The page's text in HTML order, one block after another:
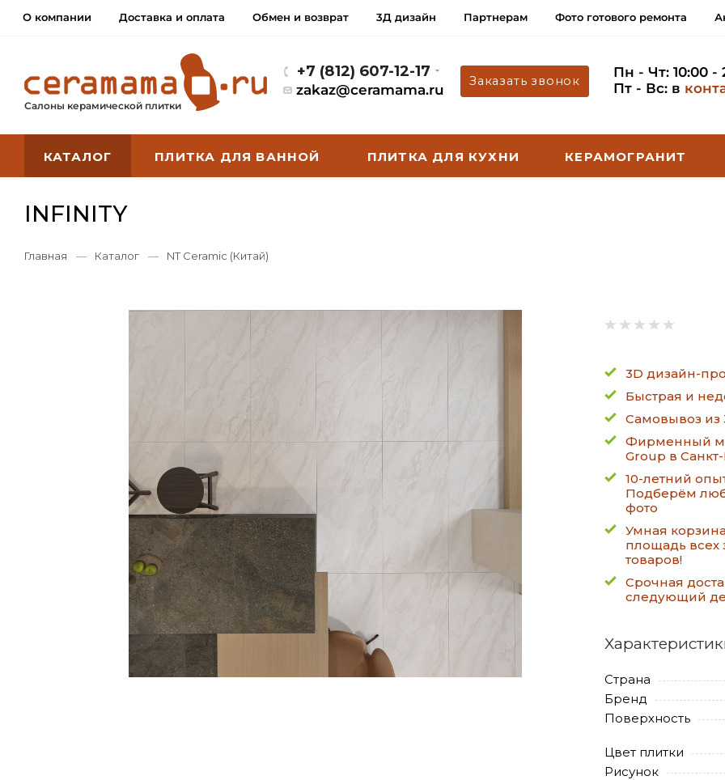
О компании Доставка и оплата Обмен и возврат 3Д дизайн Партнерам Фото готового ремонта
Салоны керамической плитки
+7 (812) 607-12-17
zakaz@ceramama.ru
Заказать звонок
Пн - Чт: 10:00 -
Пт - Вс: в
КАТАЛОГ ПЛИТКА ДЛЯ ВАННОЙ ПЛИТКА ДЛЯ КУХНИ КЕРАМОГРАНИТ
INFINITY
Главная — Каталог — NT Ceramic (Китай)
3D дизайн-
Быстрая и
Самовывоз из
Фирменный
Group в
10-летний
Подберём
фото
Умная
площадь всех
товаров!
Срочная
следующий
Страна
Бренд
Поверхность
Цвет плитки
Рисунок